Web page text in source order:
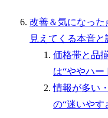
改善＆気になっ
見えてくる本音と
価格帯と品
は“ややハー
情報が多い
の“迷いやす